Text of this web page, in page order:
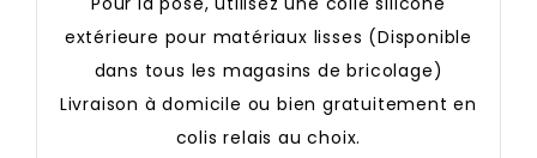
extérieure pour matériaux lisses (Disponible
dans tous les magasins de bricolage)
Livraison à domicile ou bien gratuitement en
colis relais au choix.